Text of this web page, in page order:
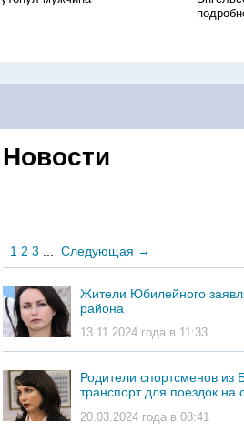
Новости
1 2 3 Следующая →
Жители Юбилейного
района
13.11.2024 года в 11:33
Родители спортсменов из
транспорт для поездок на
20.03.2024 года в 08:41